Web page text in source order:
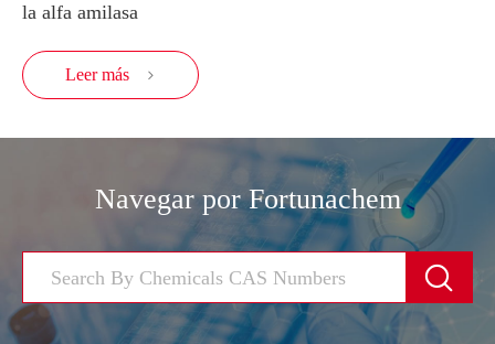
la alfa amilasa
Leer más 
Navegar por Fortunachem
